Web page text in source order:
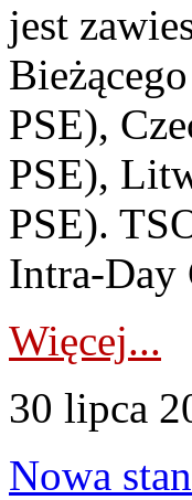
jest
PSE),
PSE),
PSE).
Intra-Day
Więcej...
30 lipca
Nowa